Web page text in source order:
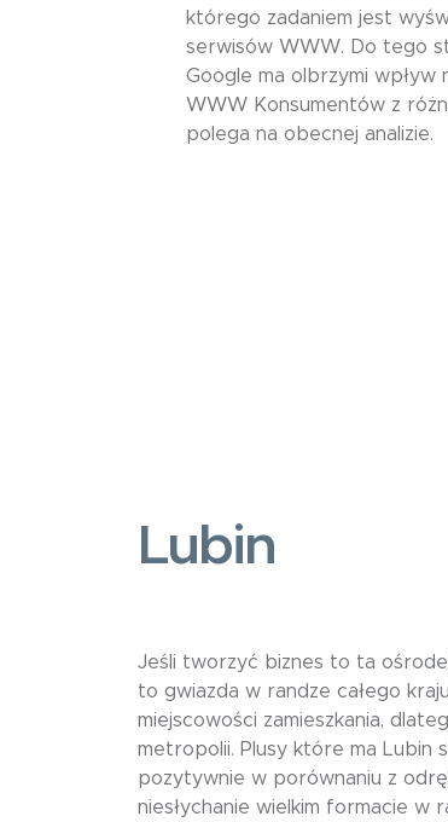
którego zadaniem jest
serwisów WWW. Do tego
Google ma olbrzymi
WWW Konsumentów z
polega na obecnej analizie.
Lubin
Jeśli tworzyć biznes to ta
to gwiazda w randze całego
miejscowości zamieszkania,
metropolii. Plusy które ma Lubin
pozytywnie w porównaniu z
niesłychanie wielkim formacie w